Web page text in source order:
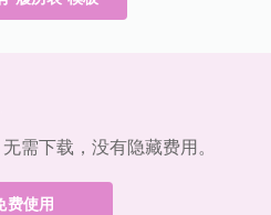
需下载，没有隐藏费用。
费使用